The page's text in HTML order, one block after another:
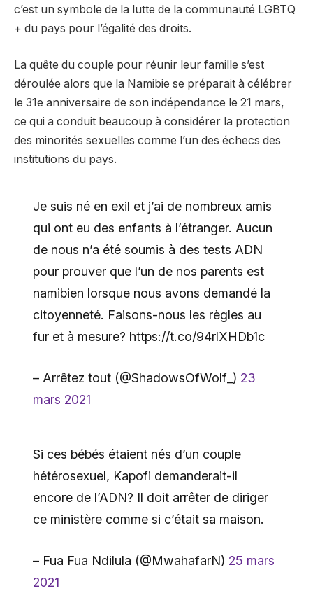
c’est un symbole de la lutte de la communauté LGBTQ
+ du pays pour l’égalité des droits.
La quête du couple pour réunir leur famille s’est
déroulée alors que la Namibie se préparait à célébrer
le 31e anniversaire de son indépendance le 21 mars,
ce qui a conduit beaucoup à considérer la protection
des minorités sexuelles comme l’un des échecs des
institutions du pays.
Je suis né en exil et j’ai de nombreux amis
qui ont eu des enfants à l’étranger. Aucun
de nous n’a été soumis à des tests ADN
pour prouver que l’un de nos parents est
namibien lorsque nous avons demandé la
citoyenneté. Faisons-nous les règles au
fur et à mesure? https://t.co/94rlXHDb1c
– Arrêtez tout (@ShadowsOfWolf_) 23
mars 2021
Si ces bébés étaient nés d’un couple
hétérosexuel, Kapofi demanderait-il
encore de l’ADN? Il doit arrêter de diriger
ce ministère comme si c’était sa maison.
– Fua Fua Ndilula (@MwahafarN) 25 mars
2021